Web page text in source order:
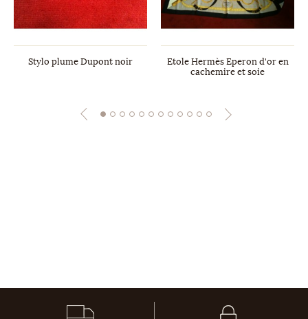
Stylo plume Dupont noir
Etole Hermès Eperon d'or en
cachemire et soie